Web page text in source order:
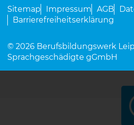
Sitemap Impressum AGB
Barrierefreiheitserklärung
© 2026 Berufsbildungswerk
Sprachgeschädigte gGmbH